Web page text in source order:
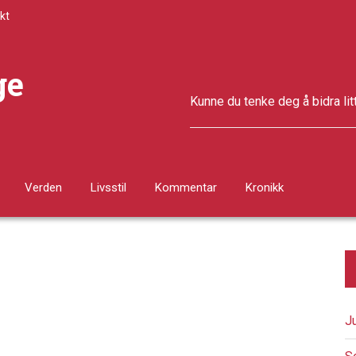
Kunne du tenke deg å bidra
Verden Livsstil Kommentar Kronikk